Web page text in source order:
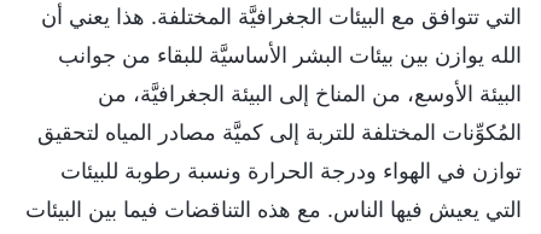
التي تتوافق مع البيئات الجغرافيَّة المختلفة. هذا يعني أن
الله يوازن بين بيئات البشر الأساسيَّة للبقاء من جوانب
البيئة الأوسع، من المناخ إلى البيئة الجغرافيَّة، من
المُكوِّنات المختلفة للتربة إلى كميَّة مصادر المياه لتحقيق
توازن في الهواء ودرجة الحرارة ونسبة رطوبة للبيئات
التي يعيش فيها الناس. مع هذه التناقضات فيما بين البيئات